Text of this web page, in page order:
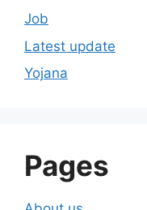
Job
Latest update
Yojana
Pages